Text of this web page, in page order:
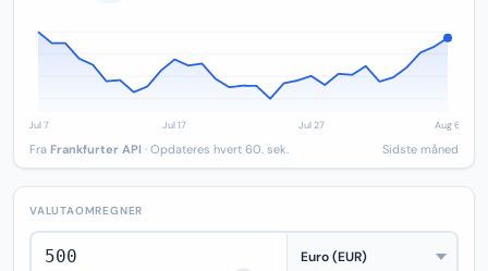
Fra Frankfurter API · Opdateres hvert 60. sek. Sidste måned
VALUTAOMREGNER